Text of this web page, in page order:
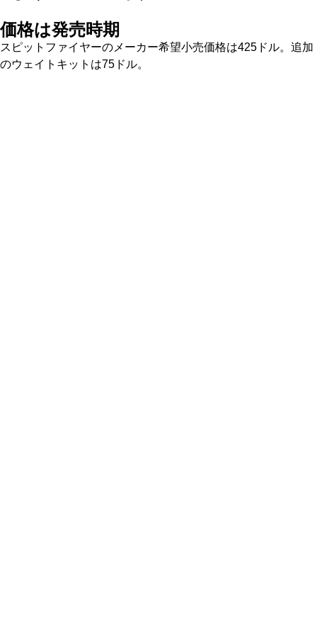
価格は発売時期
スピットファイヤーのメーカー希望小売価格は425ドル。追加
のウェイトキットは75ドル。